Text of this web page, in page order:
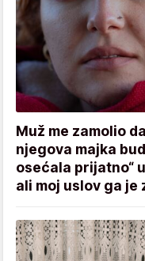
Muž me zamolio
njegova majka
osećala prijatno“
ali moj uslov ga je